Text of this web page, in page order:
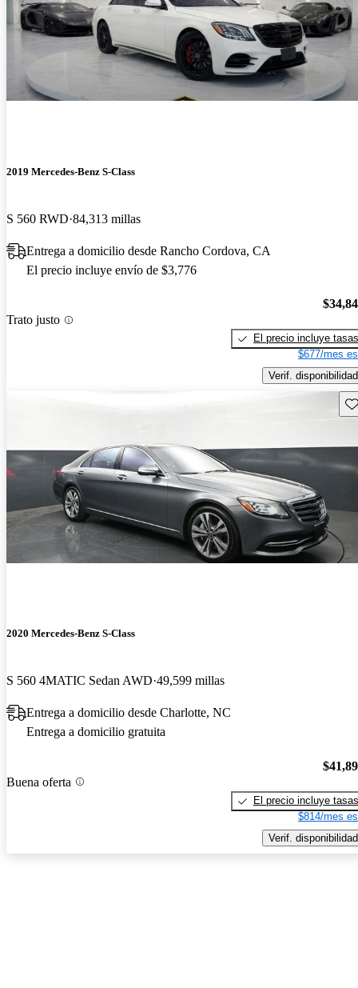
2019 Mercedes-Benz S-Class
S 560 RWD 84,313 millas
Entrega a domicilio desde Rancho Cordova, CA
El precio incluye envío de $3,776
Trato justo
El precio incluye tasas
$677/mes
Verif. disponibilidad
2020 Mercedes-Benz S-Class
S 560 4MATIC Sedan AWD 49,599 millas
Entrega a domicilio desde Charlotte, NC
Entrega a domicilio gratuita
Buena oferta
El precio incluye tasas
$814/mes
Verif. disponibilidad